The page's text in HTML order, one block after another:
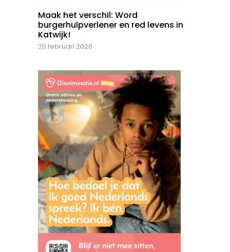
Maak het verschil: Word
burgerhulpverlener en red levens in
Katwijk!
20 februari 2026